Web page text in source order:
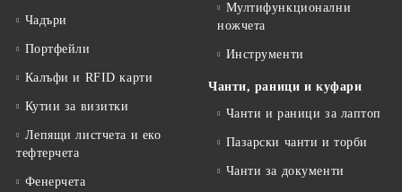
Чадъри
Портфейли
Калъфи и RFID карти
Кутии за визитки
Лепящи листчета и еко
тефтeрчета
Фенерчета
Мултифункционални
ножчета
Инструменти
Чанти, раници и куфари
Чанти и раници за лаптоп
Пазарски чанти и торби
Чанти за документи